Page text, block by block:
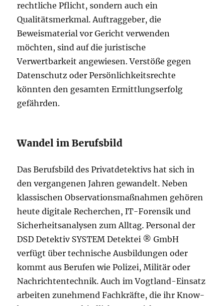
rechtliche Pflicht, sondern auch ein
Qualitätsmerkmal. Auftraggeber, die
Beweismaterial vor Gericht verwenden
möchten, sind auf die juristische
Verwertbarkeit angewiesen. Verstöße gegen
Datenschutz oder Persönlichkeitsrechte
könnten den gesamten Ermittlungserfolg
gefährden.
Wandel im Berufsbild
Das Berufsbild des Privatdetektivs hat sich in
den vergangenen Jahren gewandelt. Neben
klassischen Observationsmaßnahmen gehören
heute digitale Recherchen, IT-Forensik und
Sicherheitsanalysen zum Alltag. Personal der
DSD Detektiv SYSTEM Detektei ® GmbH
verfügt über technische Ausbildungen oder
kommt aus Berufen wie Polizei, Militär oder
Nachrichtentechnik. Auch im Vogtland-Einsatz
arbeiten zunehmend Fachkräfte, die ihr Know-